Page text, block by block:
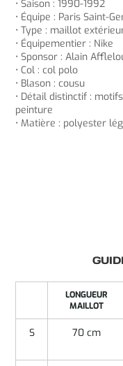
• Saison : 1990-1992
• Équipe : Paris Saint-
• Type : maillot
• Équipementier : Nike
• Sponsor : Alain
• Col : col polo
• Blason : cousu
• Détail distinctif :
peinture
• Matière : polyester
LONGUEUR
MAILLOT
S 70 cm